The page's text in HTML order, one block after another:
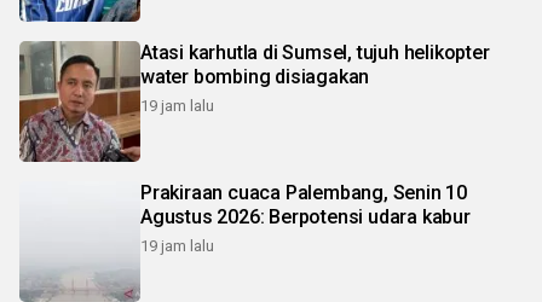
Atasi karhutla di Sumsel, tujuh helikopter
water bombing disiagakan
19 jam lalu
Prakiraan cuaca Palembang, Senin 10
Agustus 2026: Berpotensi udara kabur
19 jam lalu